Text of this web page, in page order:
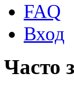
FAQ
Вход
Часто